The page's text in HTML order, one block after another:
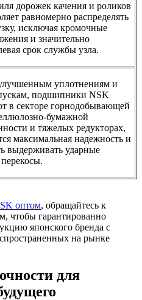
дорожек качения и роликов
равномерно распределять
исключая кромочные
и значительно
срок службы узла.
уплотнениям и
подшипники NSK
в секторе горнодобывающей
бумажной
и тяжелых редукторах,
максимальная надежность и
выдерживать ударные
оптом, обращайтесь к
чтобы гарантированно
японского бренда с
на рынке
для